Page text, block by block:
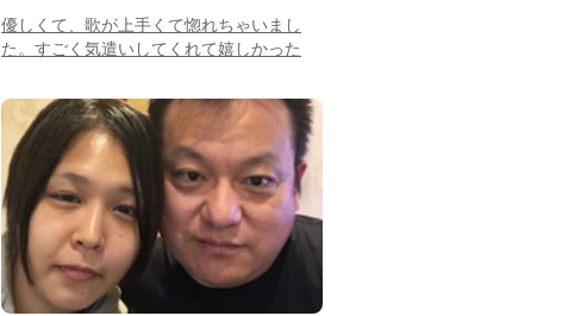
優しくて、歌が上手くて惚れちゃいまし
た。すごく気遣いしてくれて嬉しかった